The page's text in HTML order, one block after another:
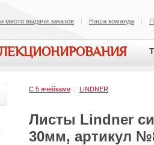
место выдачи заказов Наша команда
С 5 ячейками | LINDNER
Листы Lindner
30мм, артикул